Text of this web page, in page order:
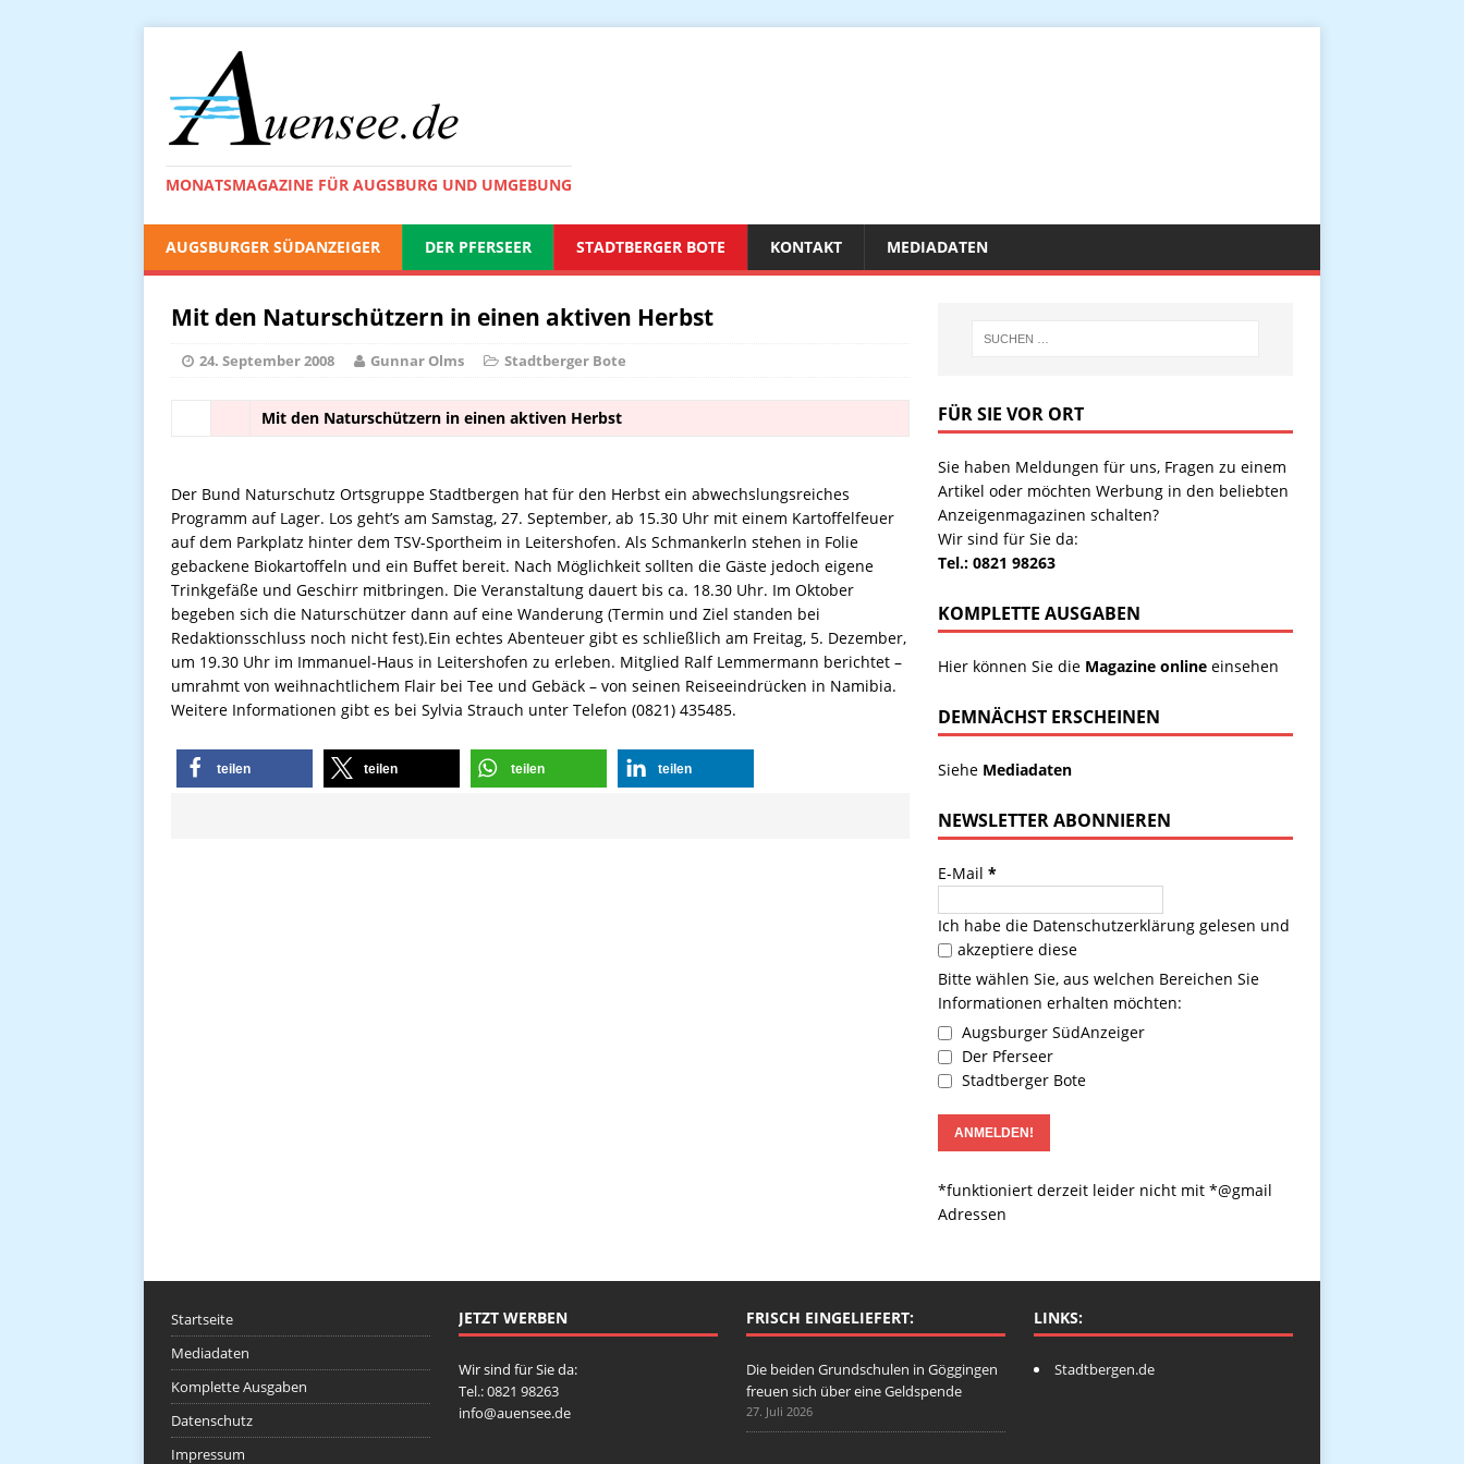
MONATSMAGAZINE FÜR AUGSBURG UND UMGEBUNG
AUGSBURGER SÜDANZEIGER DER PFERSEER STADTBERGER BOTE KONTAKT MEDIADATEN
Mit den Naturschützern in einen aktiven Herbst
24. September 2008 Gunnar Olms Stadtberger Bote
Mit den Naturschützern in einen aktiven Herbst
Der Bund Naturschutz Ortsgruppe Stadtbergen hat für den Herbst ein abwechslungsreiches
Programm auf Lager. Los geht’s am Samstag, 27. September, ab 15.30 Uhr mit einem Kartoffelfeuer
auf dem Parkplatz hinter dem TSV-Sportheim in Leitershofen. Als Schmankerln stehen in Folie
gebackene Biokartoffeln und ein Buffet bereit. Nach Möglichkeit sollten die Gäste jedoch eigene
Trinkgefäße und Geschirr mitbringen. Die Veranstaltung dauert bis ca. 18.30 Uhr. Im Oktober
begeben sich die Naturschützer dann auf eine Wanderung (Termin und Ziel standen bei
Redaktionsschluss noch nicht fest).Ein echtes Abenteuer gibt es schließlich am Freitag, 5. Dezember,
um 19.30 Uhr im Immanuel-Haus in Leitershofen zu erleben. Mitglied Ralf Lemmermann berichtet –
umrahmt von weihnachtlichem Flair bei Tee und Gebäck – von seinen Reiseeindrücken in Namibia.
Weitere Informationen gibt es bei Sylvia Strauch unter Telefon (0821) 435485.
teilen teilen teilen teilen
FÜR SIE VOR ORT
Sie haben Meldungen für uns, Fragen zu einem
Artikel oder möchten Werbung in den beliebten
Anzeigenmagazinen schalten?
Wir sind für Sie da:
Tel.: 0821 98263
KOMPLETTE AUSGABEN
Hier können Sie die Magazine onlineeinsehen
DEMNÄCHST ERSCHEINEN
Siehe Mediadaten
NEWSLETTER ABONNIEREN
E-Mail *
Ich habe die Datenschutzerklärunggelesen und
akzeptiere diese
Bitte wählen Sie, aus welchen Bereichen Sie
Informationen erhalten möchten:
Augsburger SüdAnzeiger
Der Pferseer
Stadtberger Bote
*funktioniert derzeit leider nicht mit *@gmail
Adressen
Startseite
Mediadaten
Komplette Ausgaben
Datenschutz
Impressum
JETZT WERBEN
Wir sind für Sie da:
Tel.: 0821 98263
info@auensee.de
FRISCH EINGELIEFERT:
Die beiden Grundschulen in Göggingen
freuen sich über eine Geldspende
27. Juli 2026
LINKS:
Stadtbergen.de